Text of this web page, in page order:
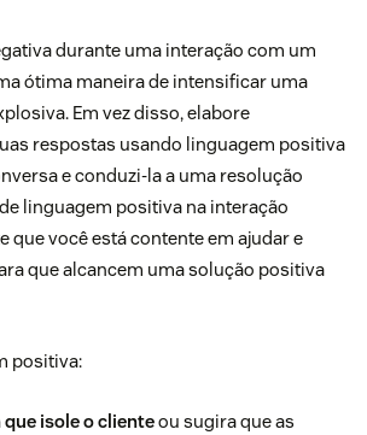
durante uma interação com um
ótima maneira de intensificar uma
Em vez disso, elabore
respostas usando linguagem positiva
e conduzi-la a uma resolução
linguagem positiva na interação
que você está contente em ajudar e
que alcancem uma solução positiva
positiva:
isole o clienteou sugira que as